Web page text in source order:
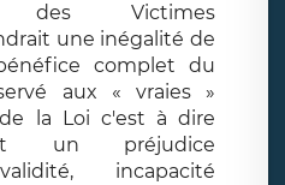
des Victimes
une inégalité de
complet du
aux « vraies »
la Loi c'est à dire
un préjudice
incapacité